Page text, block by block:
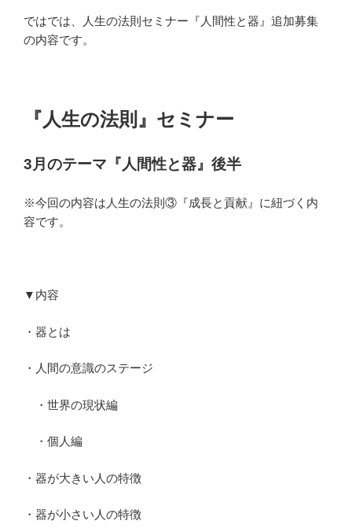
ではでは、人生の法則セミナー『人間性と器』追加募集
の内容です。
『人生の法則』セミナー
3月のテーマ『人間性と器』後半
※今回の内容は人生の法則③『成長と貢献』に紐づく内
容です。
▼内容
・器とは
・人間の意識のステージ
・世界の現状編
・個人編
・器が大きい人の特徴
・器が小さい人の特徴